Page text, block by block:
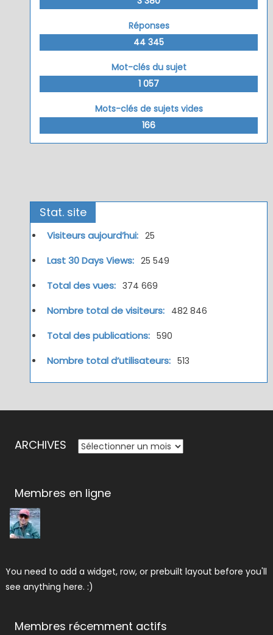
Réponses
44 345
Mot-clés du sujet
1 057
Mots-clés de sujets vides
166
Stat. site
Visiteurs aujourd’hui: 25
Last 30 Days Views: 25 549
Total des vues: 374 669
Nombre total de visiteurs: 482 846
Total des publications: 590
Nombre total d’utilisateurs: 513
ARCHIVES ARCHIVES
Membres en ligne
You need to add a widget, row, or prebuilt layout before you'll
see anything here. :)
Membres récemment actifs